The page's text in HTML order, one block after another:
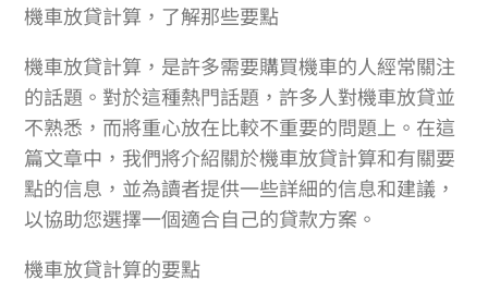
機車放貸計算，了解那些要點
機車放貸計算，是許多需要購買機車的人經常關注
的話題。對於這種熱門話題，許多人對機車放貸並
不熟悉，而將重心放在比較不重要的問題上。在這
篇文章中，我們將介紹關於機車放貸計算和有關要
點的信息，並為讀者提供一些詳細的信息和建議，
以協助您選擇一個適合自己的貸款方案。
機車放貸計算的要點